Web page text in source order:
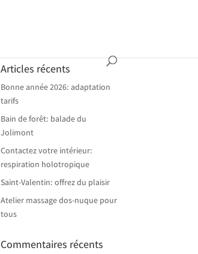
Articles récents
Bonne année 2026: adaptation
tarifs
Bain de forêt: balade du
Jolimont
Contactez votre intérieur:
respiration holotropique
Saint-Valentin: offrez du plaisir
Atelier massage dos-nuque pour
tous
Commentaires récents